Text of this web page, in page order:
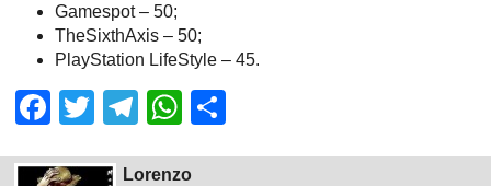
Gamespot – 50;
TheSixthAxis – 50;
PlayStation LifeStyle – 45.
Facebook
TwitterTelegram
WhatsApp
Lorenzo